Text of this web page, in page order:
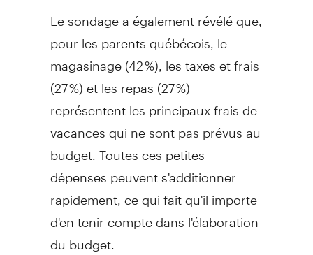
Le sondage a également révélé que,
pour les parents québécois, le
magasinage (42 %), les taxes et frais
(27 %) et les repas (27 %)
représentent les principaux frais de
vacances qui ne sont pas prévus au
budget. Toutes ces petites
dépenses peuvent s'additionner
rapidement, ce qui fait qu'il importe
d'en tenir compte dans l'élaboration
du budget.